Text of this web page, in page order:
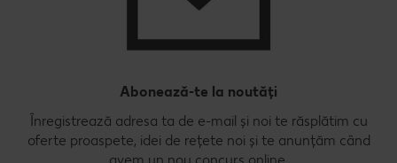
Abonează-te la noutăți
Înregistrează adresa ta de e-mail și noi te răsplătim cu
oferte proaspete, idei de rețete noi și te anunțăm când